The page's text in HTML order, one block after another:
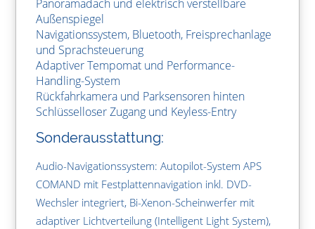
Panoramadach und elektrisch verstellbare
Außenspiegel
Navigationssystem, Bluetooth, Freisprechanlage
und Sprachsteuerung
Adaptiver Tempomat und Performance-
Handling-System
Rückfahrkamera und Parksensoren hinten
Schlüsselloser Zugang und Keyless-Entry
Sonderausstattung:
Audio-Navigationssystem: Autopilot-System APS
COMAND mit Festplattennavigation inkl. DVD-
Wechsler integriert, Bi-Xenon-Scheinwerfer mit
adaptiver Lichtverteilung (Intelligent Light System),